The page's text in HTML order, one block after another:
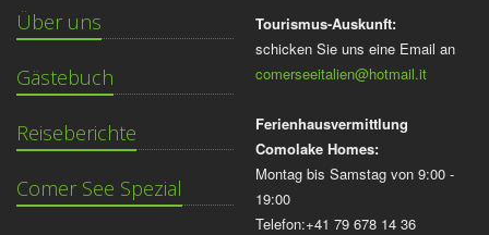
Über uns
Gästebuch
Reiseberichte
Comer See Spezial
Tourismus-Auskunft:
schicken Sie uns eine Email an
comerseeitalien@hotmail.it
Ferienhausvermittlung
Comolake Homes:
Montag bis Samstag von 9:00 -
19:00
Telefon:+41 79 678 14 36